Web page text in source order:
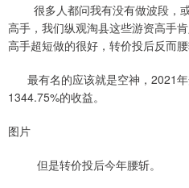
很多人都问我有没有做波段，或
高手，我们纵观淘县这些游资高手
高手超短做的很好，转价投后反而腰
最有名的应该就是空神，2021年
1344.75%的收益。
图片
但是转价投后今年腰斩。